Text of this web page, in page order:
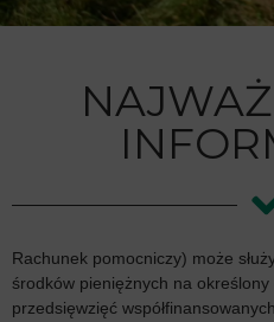
Rachunek pomocniczy) może
środków pieniężnych na
przedsięwzięć